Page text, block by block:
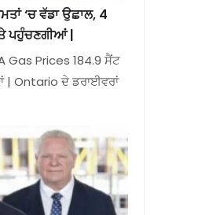
‘ਚ ਵੱਡਾ ਉਛਾਲ, 4
ਪਹੁੰਚਣਗੀਆਂ |
Gas Prices 184.9 ਸੈਂਟ
| Ontario ਦੇ ਡਰਾਈਵਰਾਂ